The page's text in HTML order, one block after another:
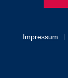
Impressum